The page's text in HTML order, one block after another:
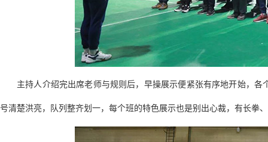
主持人介绍完出席老师与规则后，早操展示便紧张有序地开始，
号清楚洪亮，队列整齐划一，每个班的特色展示也是别出心裁，有长拳